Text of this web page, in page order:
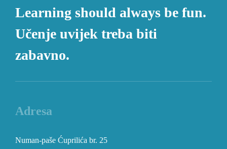
Learning should always be fun.
Učenje uvijek treba biti
zabavno.
Adresa
Numan-paše Ćuprilića br. 25